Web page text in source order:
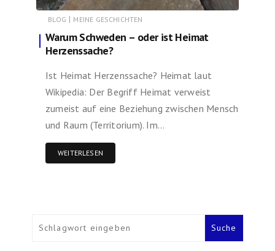
BLOG | MEINE GESCHICHTEN
Warum Schweden – oder ist Heimat
Herzenssache?
Ist Heimat Herzenssache? Heimat laut
Wikipedia: Der Begriff Heimat verweist
zumeist auf eine Beziehung zwischen Mensch
und Raum (Territorium). Im…
WEITERLESEN